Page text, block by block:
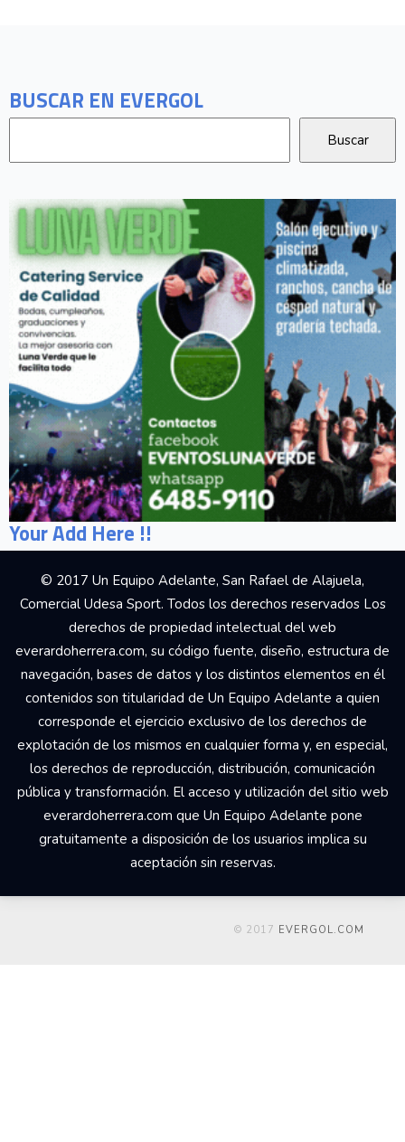
BUSCAR EN EVERGOL
Your Add Here !!
© 2017 Un Equipo Adelante, San Rafael de Alajuela,
Comercial Udesa Sport. Todos los derechos reservados Los
derechos de propiedad intelectual del web
everardoherrera.com, su código fuente, diseño, estructura de
navegación, bases de datos y los distintos elementos en él
contenidos son titularidad de Un Equipo Adelante a quien
corresponde el ejercicio exclusivo de los derechos de
explotación de los mismos en cualquier forma y, en especial,
los derechos de reproducción, distribución, comunicación
pública y transformación. El acceso y utilización del sitio web
everardoherrera.com que Un Equipo Adelante pone
gratuitamente a disposición de los usuarios implica su
aceptación sin reservas.
© 2017 EVERGOL.COM